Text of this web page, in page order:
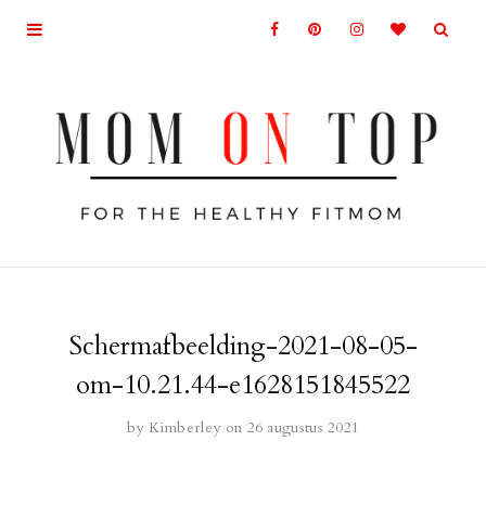
Schermafbeelding-2021-08-05-
om-10.21.44-e1628151845522
by Kimberley on 26 augustus 2021